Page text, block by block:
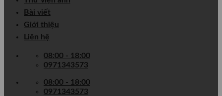
Bài viết
Giới thiệu
Liên hệ
08:00 - 18:00
0971343573
08:00 - 18:00
0971343573